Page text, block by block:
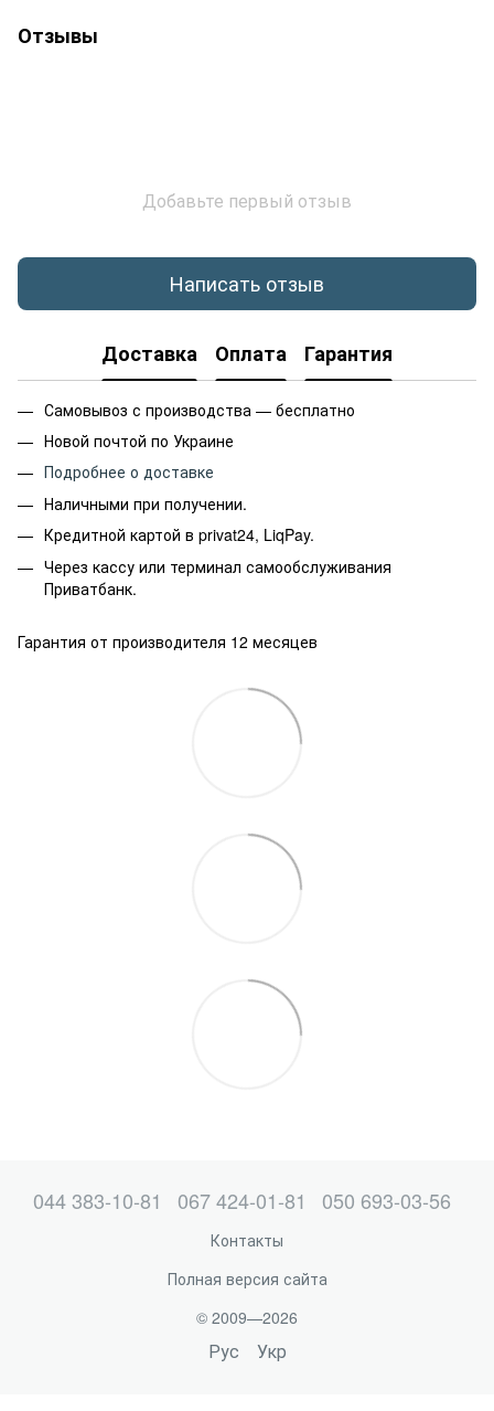
Отзывы
Добавьте первый отзыв
Написать отзыв
Доставка Оплата Гарантия
Самовывоз с производства — бесплатно
Новой почтой по Украине
Подробнее о доставке
Наличными при получении.
Кредитной картой в privat24, LiqPay.
Через кассу или терминал самообслуживания
Приватбанк.
Гарантия от производителя 12 месяцев
044 383-10-81 067 424-01-81 050 693-03-56
Контакты
Полная версия сайта
© 2009—2026
Рус Укр